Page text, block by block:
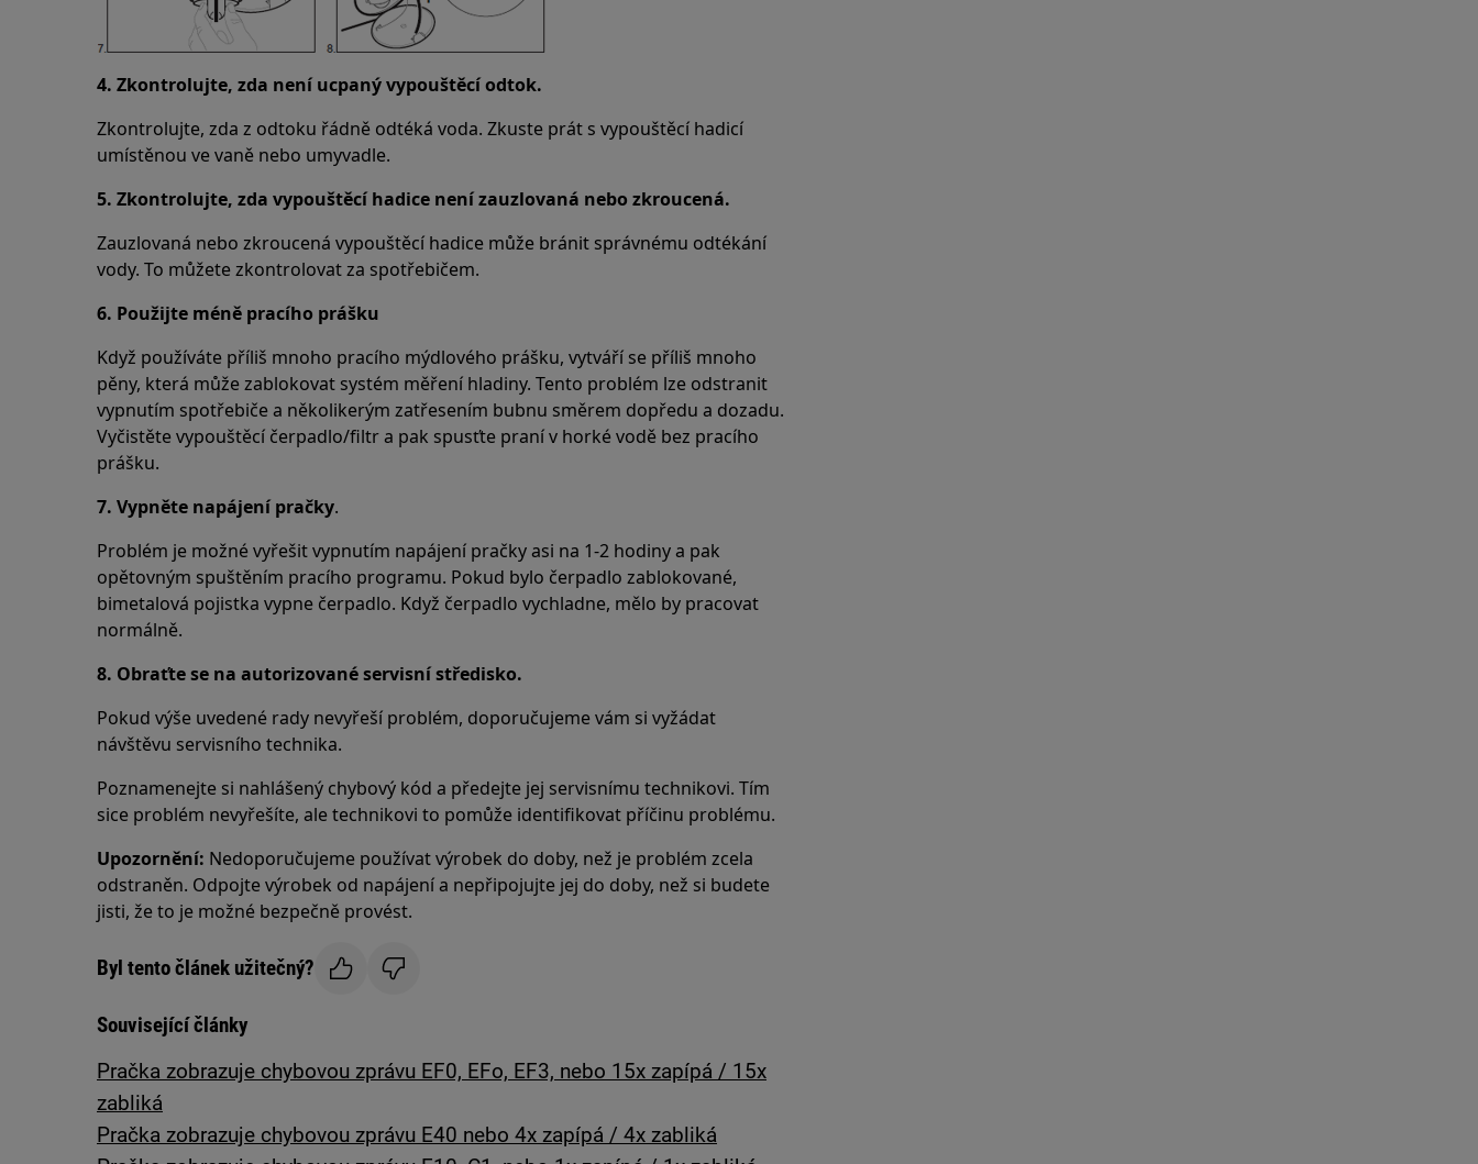
4. Zkontrolujte, zda není ucpaný vypouštěcí odtok.
Zkontrolujte, zda z odtoku řádně odtéká voda. Zkuste prát s vypouštěcí hadicí
umístěnou ve vaně nebo umyvadle.
5. Zkontrolujte, zda vypouštěcí hadice není zauzlovaná nebo zkroucená.
Zauzlovaná nebo zkroucená vypouštěcí hadice může bránit správnému odtékání
vody. To můžete zkontrolovat za spotřebičem.
6. Použijte méně pracího prášku
Když používáte příliš mnoho pracího mýdlového prášku, vytváří se příliš mnoho
pěny, která může zablokovat systém měření hladiny. Tento problém lze odstranit
vypnutím spotřebiče a několikerým zatřesením bubnu směrem dopředu a dozadu.
Vyčistěte vypouštěcí čerpadlo/filtr a pak spusťte praní v horké vodě bez pracího
prášku.
7. Vypněte napájení pračky.
Problém je možné vyřešit vypnutím napájení pračky asi na 1-2 hodiny a pak
opětovným spuštěním pracího programu. Pokud bylo čerpadlo zablokované,
bimetalová pojistka vypne čerpadlo. Když čerpadlo vychladne, mělo by pracovat
normálně.
8. Obraťte se na autorizované servisní středisko.
Pokud výše uvedené rady nevyřeší problém, doporučujeme vám si vyžádat
návštěvu servisního technika.
Poznamenejte si nahlášený chybový kód a předejte jej servisnímu technikovi. Tím
sice problém nevyřešíte, ale technikovi to pomůže identifikovat příčinu problému.
Upozornění: Nedoporučujeme používat výrobek do doby, než je problém zcela
odstraněn. Odpojte výrobek od napájení a nepřipojujte jej do doby, než si budete
jisti, že to je možné bezpečně provést.
Byl tento článek užitečný?
Související články
Pračka zobrazuje chybovou zprávu EF0, EFo, EF3, nebo 15x zapípá / 15x
zabliká
Pračka zobrazuje chybovou zprávu E40 nebo 4x zapípá / 4x zabliká